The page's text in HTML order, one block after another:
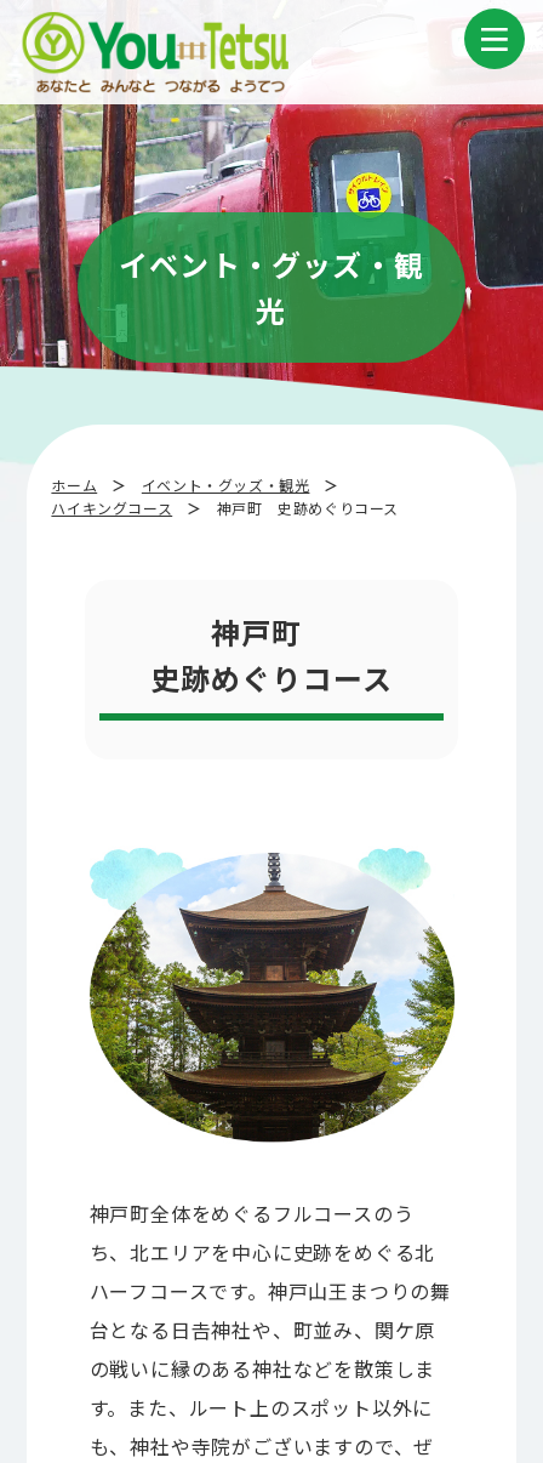
ツ
へ
ス
キ
ッ
プ
シ
ョ
ン
に
移
動
イベント・グッズ・観
光
ホーム
イベント・グッズ・観光
ハイキングコース
神戸町 史跡めぐりコース
神戸町
史跡めぐりコース
神戸町全体をめぐるフルコースのう
ち、北エリアを中心に史跡をめぐる北
ハーフコースです。神戸山王まつりの舞
台となる日𠮷神社や、町並み、関ケ原
の戦いに縁のある神社などを散策しま
す。また、ルート上のスポット以外に
も、神社や寺院がございますので、ぜ